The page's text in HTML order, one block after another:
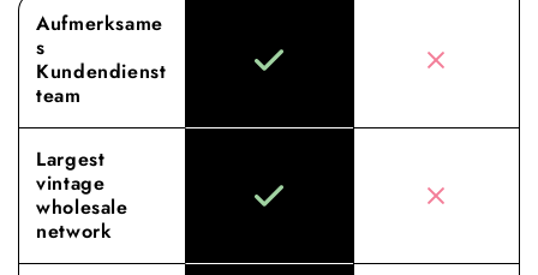
Aufmerksame
s
Kundendienst
team
Largest
vintage
wholesale
network